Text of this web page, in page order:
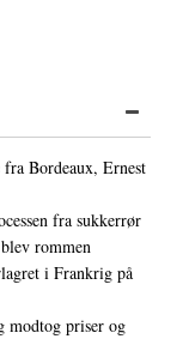
Bordeaux, Ernest
fra sukkerrør
rommen
i Frankrig på
modtog priser og